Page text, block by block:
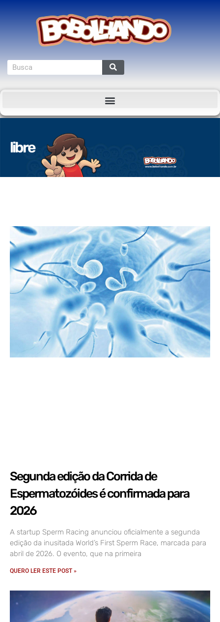
libre
Segunda edição da Corrida de
Espermatozóides é confirmada para
2026
A startup Sperm Racing anunciou oficialmente a segunda
edição da inusitada World’s First Sperm Race, marcada para
abril de 2026. O evento, que na primeira
QUERO LER ESTE POST »